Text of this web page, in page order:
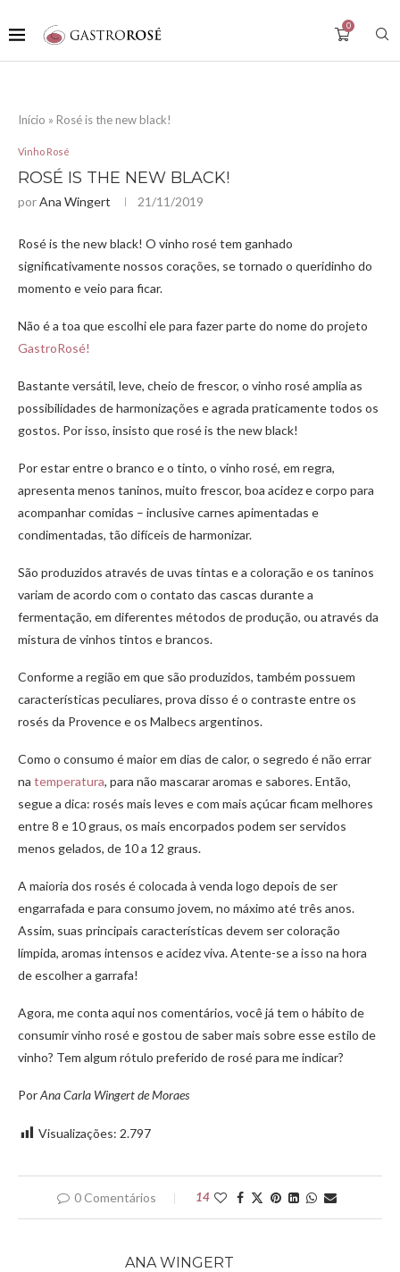
0
Início » Rosé is the new black!
Vinho Rosé
ROSÉ IS THE NEW BLACK!
porAna Wingert 21/11/2019
Rosé is the new black! O vinho rosé tem ganhado
significativamente nossos corações, se tornado o queridinho do
momento e veio para ficar.
Não é a toa que escolhi ele para fazer parte do nome do projeto
GastroRosé!
Bastante versátil, leve, cheio de frescor, o vinho rosé amplia as
possibilidades de harmonizações e agrada praticamente todos os
gostos. Por isso, insisto que rosé is the new black!
Por estar entre o branco e o tinto, o vinho rosé, em regra,
apresenta menos taninos, muito frescor, boa acidez e corpo para
acompanhar comidas – inclusive carnes apimentadas e
condimentadas, tão difíceis de harmonizar.
São produzidos através de uvas tintas e a coloração e os taninos
variam de acordo com o contato das cascas durante a
fermentação, em diferentes métodos de produção, ou através da
mistura de vinhos tintos e brancos.
Conforme a região em que são produzidos, também possuem
características peculiares, prova disso é o contraste entre os
rosés da Provence e os Malbecs argentinos.
Como o consumo é maior em dias de calor, o segredo é não errar
na temperatura, para não mascarar aromas e sabores. Então,
segue a dica: rosés mais leves e com mais açúcar ficam melhores
entre 8 e 10 graus, os mais encorpados podem ser servidos
menos gelados, de 10 a 12 graus.
A maioria dos rosés é colocada à venda logo depois de ser
engarrafada e para consumo jovem, no máximo até três anos.
Assim, suas principais características devem ser coloração
límpida, aromas intensos e acidez viva. Atente-se a isso na hora
de escolher a garrafa!
Agora, me conta aqui nos comentários, você já tem o hábito de
consumir vinho rosé e gostou de saber mais sobre esse estilo de
vinho? Tem algum rótulo preferido de rosé para me indicar?
PorAna Carla Wingert de Moraes
Visualizações: 2.797
0 Comentários 14
ANA WINGERT